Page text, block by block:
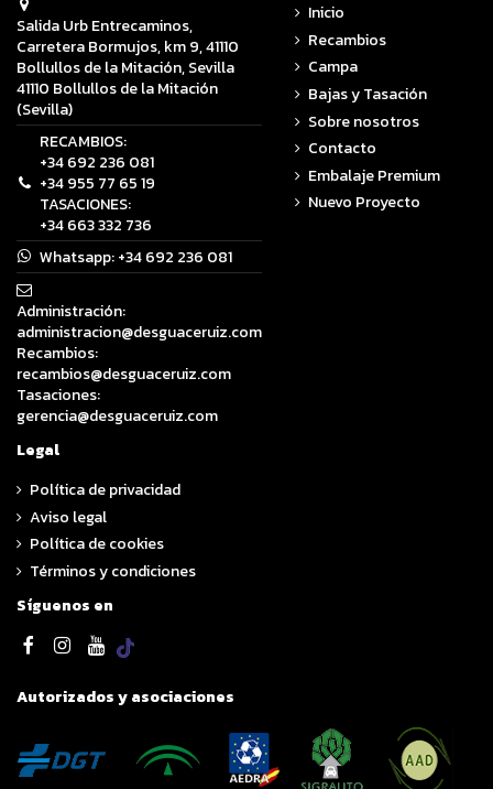
Salida Urb Entrecaminos,
Carretera Bormujos, km 9, 41110
Bollullos de la Mitación, Sevilla
41110 Bollullos de la Mitación
(Sevilla)
RECAMBIOS:
+34 692 236 081
+34 955 77 65 19
TASACIONES:
+34 663 332 736
Whatsapp:+34 692 236 081
Administración:
administracion@desguaceruiz.com
Recambios:
recambios@desguaceruiz.com
Tasaciones:
gerencia@desguaceruiz.com
Inicio
Recambios
Campa
Bajas y Tasación
Sobre nosotros
Contacto
Embalaje Premium
Nuevo Proyecto
Legal
Política de privacidad
Aviso legal
Política de cookies
Términos y condiciones
Síguenos en
Autorizados y asociaciones